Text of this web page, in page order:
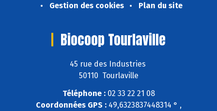
Gestion des cookies
Plan du site
Biocoop Tourlaville
45 rue des Industries
50110 Tourlaville
Téléphone :02 33 22 21 08
Coordonnées GPS :49,6323837448314 ° ,